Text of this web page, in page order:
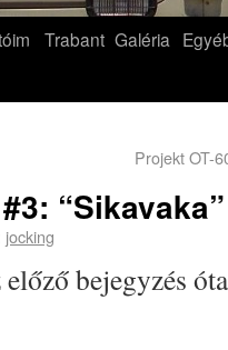
Trabant Galéria
Projekt OT-
“Sikavaka”
jocking
bejegyzés